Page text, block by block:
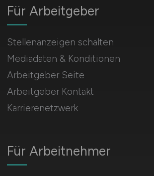
Für Arbeitnehmer
Für Arbeitgeber
Stellenanzeigen schalten
Mediadaten & Konditionen
Arbeitgeber Seite
Arbeitgeber Kontakt
Karrierenetzwerk